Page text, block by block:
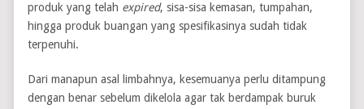
produk yang telah expired, sisa-sisa kemasan, tumpahan,
hingga produk buangan yang spesifikasinya sudah tidak
terpenuhi.
Dari manapun asal limbahnya, kesemuanya perlu ditampung
dengan benar sebelum dikelola agar tak berdampak buruk